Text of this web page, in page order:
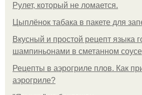
Рулет, который не ломается.
Цыплёнок табака в пакете для
Вкусный и простой рецепт языка
шампиньонами в сметанном соусе
Рецепты в аэрогриле плов. Как
аэрогриле?